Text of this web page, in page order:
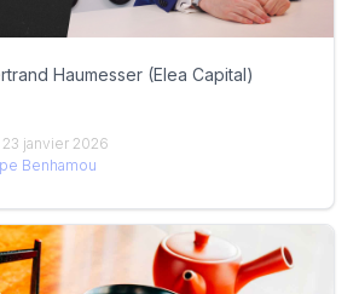
Haumesser (Elea Capital)
janvier 2026
Benhamou